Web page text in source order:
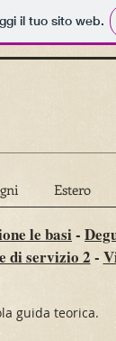
il tuo sito web.
Estero
le basi-
di servizio 2-
guida teorica.